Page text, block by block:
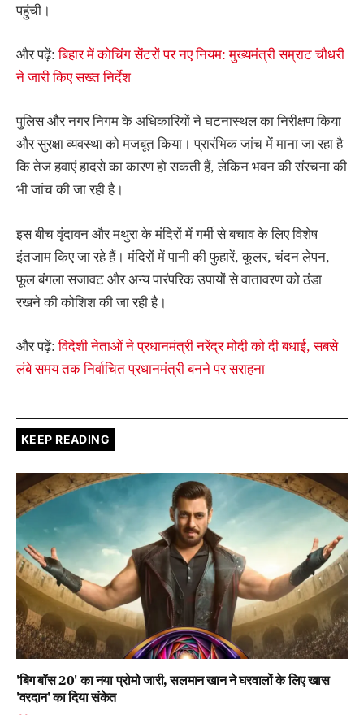
पहुंची।
और पढ़ें:बिहार में कोचिंग सेंटरों पर नए नियम: मुख्यमंत्री सम्राट चौधरी
ने जारी किए सख्त निर्देश
पुलिस और नगर निगम के अधिकारियों ने घटनास्थल का निरीक्षण किया
और सुरक्षा व्यवस्था को मजबूत किया। प्रारंभिक जांच में माना जा रहा है
कि तेज हवाएं हादसे का कारण हो सकती हैं, लेकिन भवन की संरचना की
भी जांच की जा रही है।
इस बीच वृंदावन और मथुरा के मंदिरों में गर्मी से बचाव के लिए विशेष
इंतजाम किए जा रहे हैं। मंदिरों में पानी की फुहारें, कूलर, चंदन लेपन,
फूल बंगला सजावट और अन्य पारंपरिक उपायों से वातावरण को ठंडा
रखने की कोशिश की जा रही है।
और पढ़ें:विदेशी नेताओं ने प्रधानमंत्री नरेंद्र मोदी को दी बधाई, सबसे
लंबे समय तक निर्वाचित प्रधानमंत्री बनने पर सराहना
KEEP READING
'बिग बॉस 20' का नया प्रोमो जारी, सलमान खान ने घरवालों के लिए खास
'वरदान' का दिया संकेत